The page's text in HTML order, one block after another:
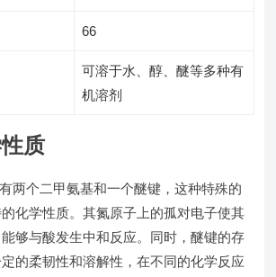
66
可溶于水、醇、醚等多种有
机溶剂
性质
两个二甲氨基和一个醚键，这种特殊的
化学性质。其氮原子上的孤对电子使其
够与酸发生中和反应。同时，醚键的存
的柔韧性和溶解性，在不同的化学反应